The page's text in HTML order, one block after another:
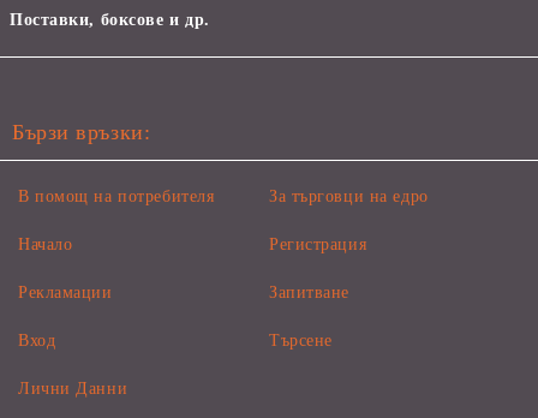
Поставки, боксове и др.
Бързи връзки:
В помощ на потребителя
Начало
Рекламации
Вход
За търговци на едро
Регистрация
Запитване
Търсене
Лични Данни